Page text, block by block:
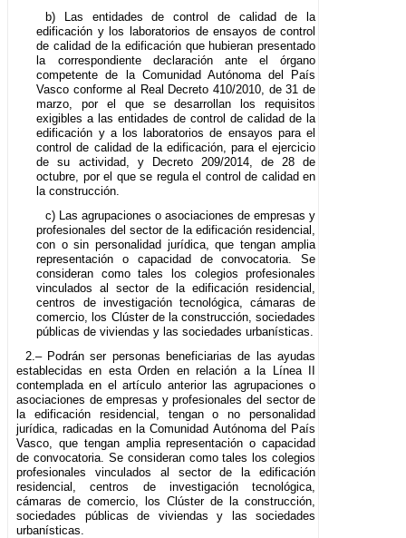
b) Las entidades de control de calidad de la
edificación y los laboratorios de ensayos de control
de calidad de la edificación que hubieran presentado
la correspondiente declaración ante el órgano
competente de la Comunidad Autónoma del País
Vasco conforme al Real Decreto 410/2010, de 31 de
marzo, por el que se desarrollan los requisitos
exigibles a las entidades de control de calidad de la
edificación y a los laboratorios de ensayos para el
control de calidad de la edificación, para el ejercicio
de su actividad, y Decreto 209/2014, de 28 de
octubre, por el que se regula el control de calidad en
la construcción.
c) Las agrupaciones o asociaciones de empresas y
profesionales del sector de la edificación residencial,
con o sin personalidad jurídica, que tengan amplia
representación o capacidad de convocatoria. Se
consideran como tales los colegios profesionales
vinculados al sector de la edificación residencial,
centros de investigación tecnológica, cámaras de
comercio, los Clúster de la construcción, sociedades
públicas de viviendas y las sociedades urbanísticas.
2.– Podrán ser personas beneficiarias de las ayudas
establecidas en esta Orden en relación a la Línea II
contemplada en el artículo anterior las agrupaciones o
asociaciones de empresas y profesionales del sector de
la edificación residencial, tengan o no personalidad
jurídica, radicadas en la Comunidad Autónoma del País
Vasco, que tengan amplia representación o capacidad
de convocatoria. Se consideran como tales los colegios
profesionales vinculados al sector de la edificación
residencial, centros de investigación tecnológica,
cámaras de comercio, los Clúster de la construcción,
sociedades públicas de viviendas y las sociedades
urbanísticas.